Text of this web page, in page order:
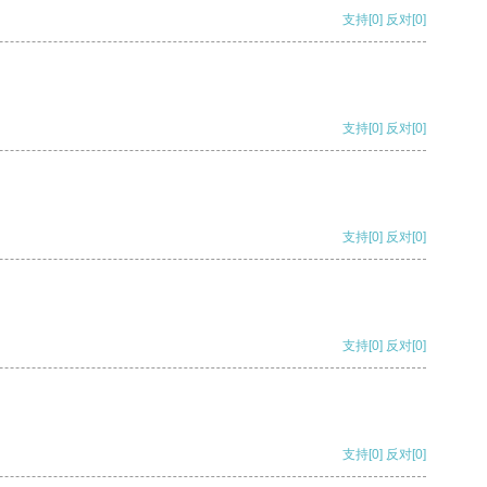
支持[0] 反对[0]
支持[0] 反对[0]
支持[0] 反对[0]
支持[0] 反对[0]
支持[0] 反对[0]